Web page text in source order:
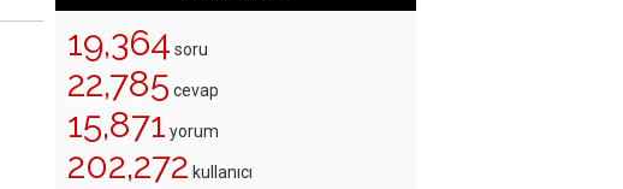
19,364 soru
22,785 cevap
15,871 yorum
202,272 kullanıcı